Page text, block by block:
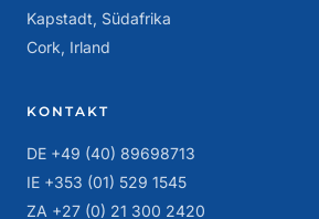
Kapstadt, Südafrika
Cork, Irland
KONTAKT
DE +49 (40) 89698713
IE +353 (01) 529 1545
ZA +27 (0) 21 300 2420